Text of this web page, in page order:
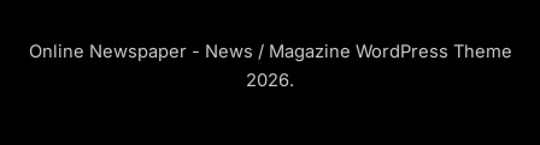
Online Newspaper - News / Magazine WordPress Theme
2026.